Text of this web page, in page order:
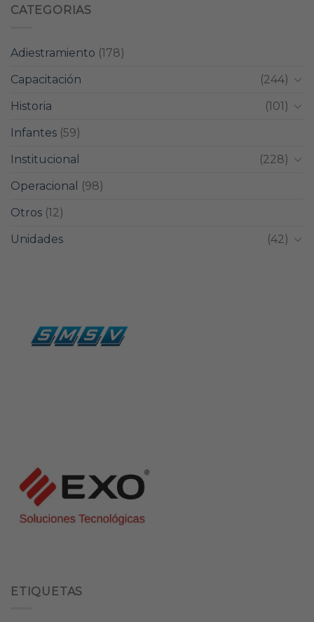
CATEGORIAS
Adiestramiento (178)
Capacitación
(244)
Historia
(101)
Infantes (59)
Institucional
(228)
Operacional
(98)
Otros (12)
Unidades
(42)
ETIQUETAS